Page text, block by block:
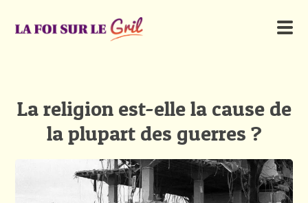
La religion est-elle la cause de
la plupart des guerres ?